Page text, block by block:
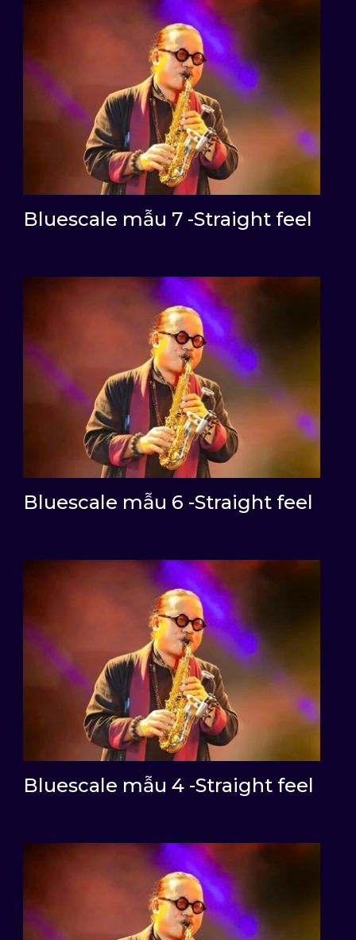
Bluescale mẫu 7 -Straight feel
Bluescale mẫu 6 -Straight feel
Bluescale mẫu 4 -Straight feel